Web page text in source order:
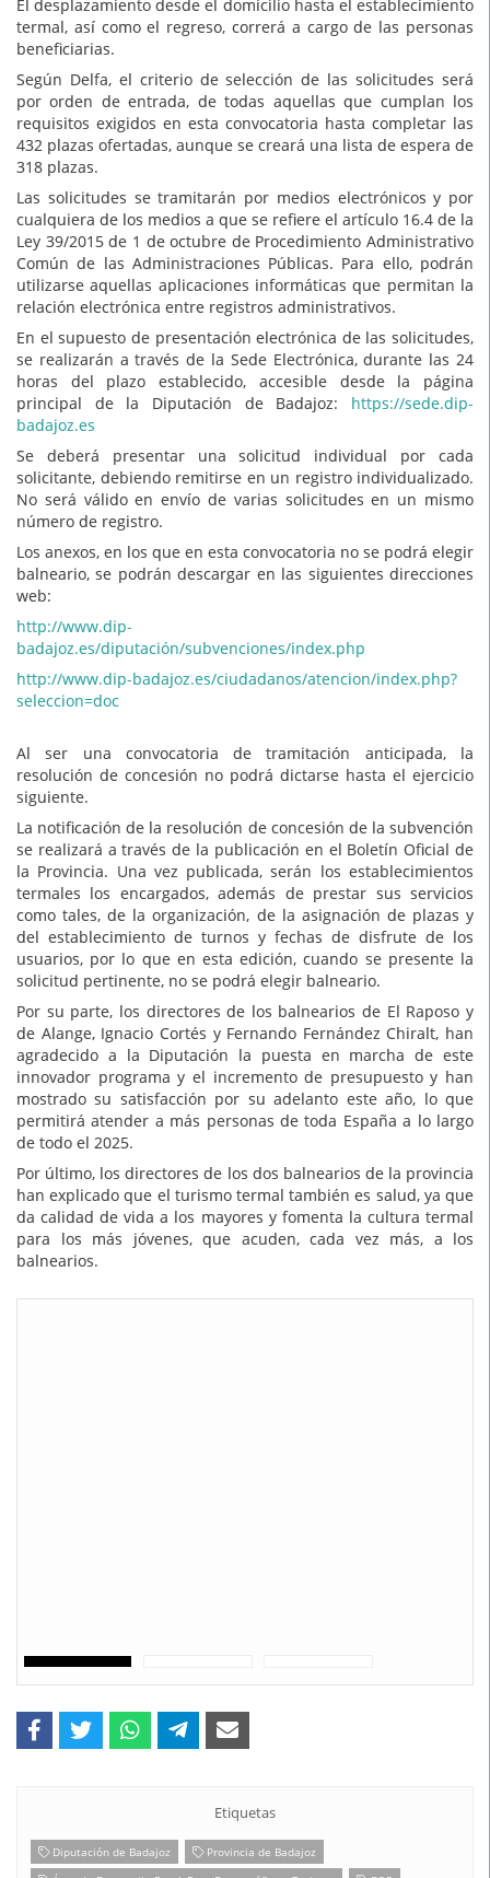
El desplazamiento desde el domicilio hasta el establecimiento
termal, así como el regreso, correrá a cargo de las personas
beneficiarias.
Según Delfa, el criterio de selección de las solicitudes será
por orden de entrada, de todas aquellas que cumplan los
requisitos exigidos en esta convocatoria hasta completar las
432 plazas ofertadas, aunque se creará una lista de espera de
318 plazas.
Las solicitudes se tramitarán por medios electrónicos y por
cualquiera de los medios a que se refiere el artículo 16.4 de la
Ley 39/2015 de 1 de octubre de Procedimiento Administrativo
Común de las Administraciones Públicas. Para ello, podrán
utilizarse aquellas aplicaciones informáticas que permitan la
relación electrónica entre registros administrativos.
En el supuesto de presentación electrónica de las solicitudes,
se realizarán a través de la Sede Electrónica, durante las 24
horas del plazo establecido, accesible desde la página
principal de la Diputación de Badajoz: https://sede.dip-
badajoz.es
Se deberá presentar una solicitud individual por cada
solicitante, debiendo remitirse en un registro individualizado.
No será válido en envío de varias solicitudes en un mismo
número de registro.
Los anexos, en los que en esta convocatoria no se podrá elegir
balneario, se podrán descargar en las siguientes direcciones
web:
http://www.dip-
badajoz.es/diputación/subvenciones/index.php
http://www.dip-badajoz.es/ciudadanos/atencion/index.php?
seleccion=doc
Al ser una convocatoria de tramitación anticipada, la
resolución de concesión no podrá dictarse hasta el ejercicio
siguiente.
La notificación de la resolución de concesión de la subvención
se realizará a través de la publicación en el Boletín Oficial de
la Provincia. Una vez publicada, serán los establecimientos
termales los encargados, además de prestar sus servicios
como tales, de la organización, de la asignación de plazas y
del establecimiento de turnos y fechas de disfrute de los
usuarios, por lo que en esta edición, cuando se presente la
solicitud pertinente, no se podrá elegir balneario.
Por su parte, los directores de los balnearios de El Raposo y
de Alange, Ignacio Cortés y Fernando Fernández Chiralt, han
agradecido a la Diputación la puesta en marcha de este
innovador programa y el incremento de presupuesto y han
mostrado su satisfacción por su adelanto este año, lo que
permitirá atender a más personas de toda España a lo largo
de todo el 2025.
Por último, los directores de los dos balnearios de la provincia
han explicado que el turismo termal también es salud, ya que
da calidad de vida a los mayores y fomenta la cultura termal
para los más jóvenes, que acuden, cada vez más, a los
balnearios.
Etiquetas
Diputación de Badajoz
Provincia de Badajoz